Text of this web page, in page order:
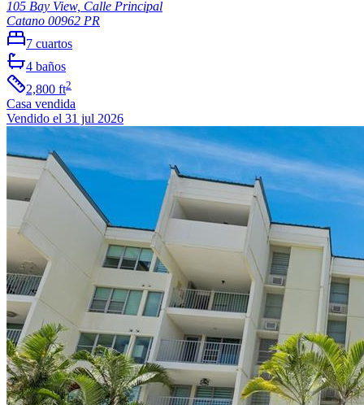
105 Bay View, Calle Principal
Catano 00962 PR
7 cuartos
4 baños
2,800 ft2
Casa vendida
Vendido el 31 jul 2026